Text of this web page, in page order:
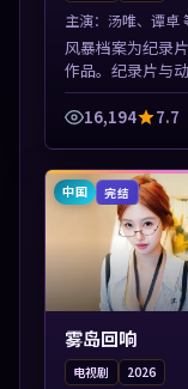
主演： 汤唯、谭卓
风暴档案为纪录
作品。纪录片与
同步更新，亚洲
式导览，支持关
凑，值得加入...
16,194 7.7
中国 完结
雾岛回响
电视剧 2026